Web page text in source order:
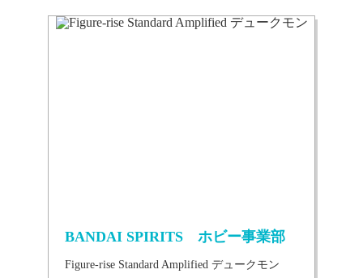
BANDAI SPIRITS ホビー事業部
Figure-rise Standard Amplified デュークモン